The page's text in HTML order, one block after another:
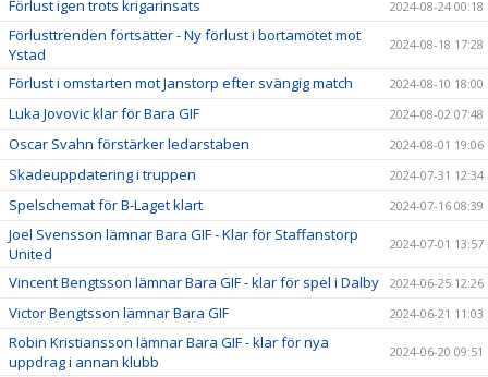
Förlust igen trots krigarinsats 2024-08-24 00:18
Förlusttrenden fortsätter - Ny förlust i bortamötet mot
Ystad
2024-08-18 17:28
Förlust i omstarten mot Janstorp efter svängig match 2024-08-10 18:00
Luka Jovovic klar för Bara GIF 2024-08-02 07:48
Oscar Svahn förstärker ledarstaben 2024-08-01 19:06
Skadeuppdatering i truppen 2024-07-31 12:34
Spelschemat för B-Laget klart 2024-07-16 08:39
Joel Svensson lämnar Bara GIF - Klar för Staffanstorp
United
2024-07-01 13:57
Vincent Bengtsson lämnar Bara GIF - klar för spel i Dalby 2024-06-25 12:26
Victor Bengtsson lämnar Bara GIF 2024-06-21 11:03
Robin Kristiansson lämnar Bara GIF - klar för nya
uppdrag i annan klubb
2024-06-20 09:51